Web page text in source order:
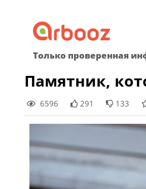
content
Только проверенная
Памятник,
6596 291 133